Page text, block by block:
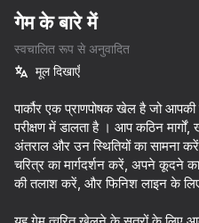
गेम के बारे में
स्वचालित रूप से अनुवादित
मूल दिखाएँ
पार्कौर एक प्राणपोषक खेल है जो
परीक्षण में डालता है । आप कठिन मार्गों,
अंतराल और उन स्थितियों का सामना
चरित्र का मार्गदर्शन करें, अपने कूदने
की तलाश करें, और फिनिश लाइन के